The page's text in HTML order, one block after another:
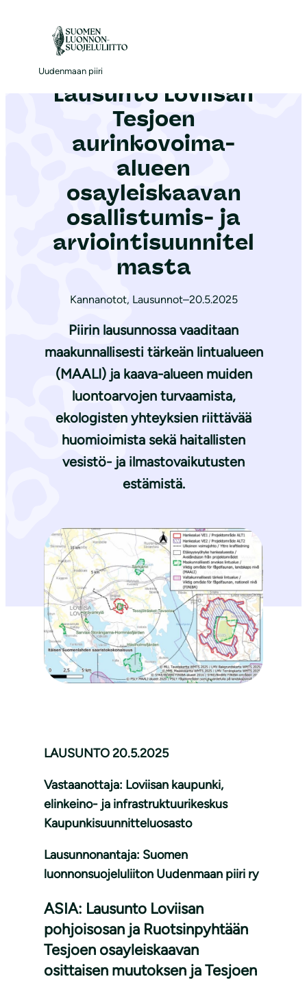
Uudenmaan piiri
Etusivu|Ajankohtaista
Lausunto Loviisan
Tesjoen
aurinkovoima-
alueen
osayleiskaavan
osallistumis- ja
arviointisuunnitel
masta
Kannanotot, Lausunnot–20.5.2025
Piirin lausunnossa vaaditaan
maakunnallisesti tärkeän lintualueen
(MAALI) ja kaava-alueen muiden
luontoarvojen turvaamista,
ekologisten yhteyksien riittävää
huomioimista sekä haitallisten
vesistö- ja ilmastovaikutusten
estämistä.
LAUSUNTO 20.5.2025
Vastaanottaja: Loviisan kaupunki,
elinkeino- ja infrastruktuurikeskus
Kaupunkisuunnitteluosasto
Lausunnonantaja: Suomen
luonnonsuojeluliiton Uudenmaan piiri ry
ASIA: Lausunto Loviisan
pohjoisosan ja Ruotsinpyhtään
Tesjoen osayleiskaavan
osittaisen muutoksen ja Tesjoen